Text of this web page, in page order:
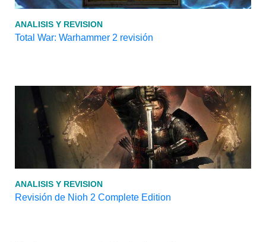
ANALISIS Y REVISION
Total War: Warhammer 2 revisión
ANALISIS Y REVISION
Revisión de Nioh 2 Complete Edition